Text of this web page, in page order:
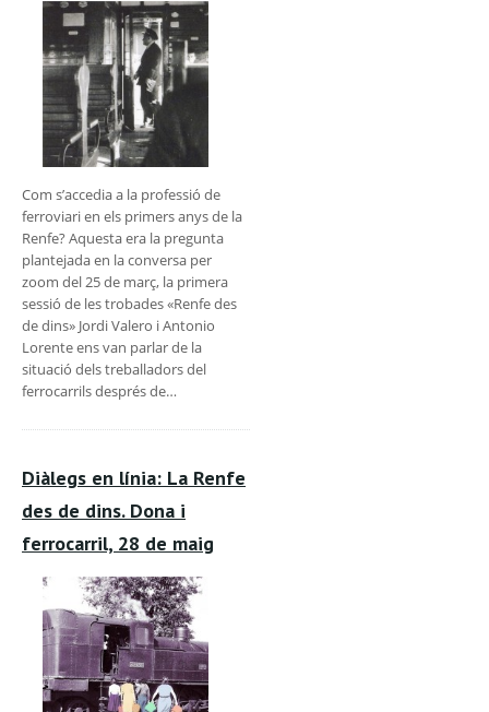
Com s’accedia a la professió de
ferroviari en els primers anys de la
Renfe? Aquesta era la pregunta
plantejada en la conversa per
zoom del 25 de març, la primera
sessió de les trobades «Renfe des
de dins» Jordi Valero i Antonio
Lorente ens van parlar de la
situació dels treballadors del
ferrocarrils després de…
Diàlegs en línia: La Renfe
des de dins. Dona i
ferrocarril, 28 de maig